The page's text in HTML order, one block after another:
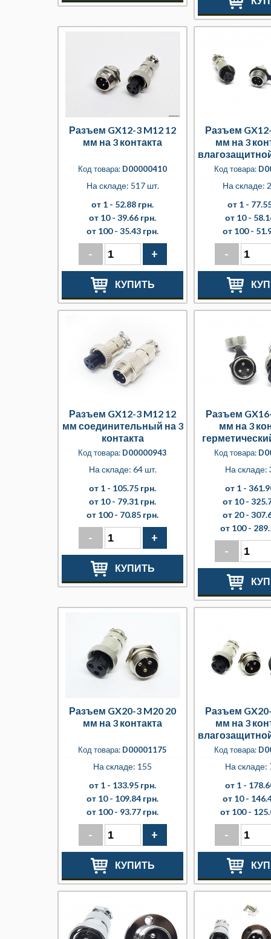
Разъем GX12-3 M12 12
мм на 3 контакта
Код товара: D00000410
На складе: 517 шт.
от 1 - 52.88 грн.
от 10 - 39.66 грн.
от 100 - 35.43 грн.
- +
КУПИТЬ
Разъем
мм на 3
Код товара:
На складе:
от 1 -
от 10 -
от 100 -
-
Разъем GX12-3 M12 12
мм соединительный на 3
контакта
Код товара: D00000943
На складе: 64 шт.
от 1 - 105.75 грн.
от 10 - 79.31 грн.
от 100 - 70.85 грн.
- +
КУПИТЬ
Разъем
мм на 3
Код товара:
На складе:
от 1 -
от 10 -
от 20 -
от 100 -
-
Разъем GX20-3 M20 20
мм на 3 контакта
Код товара: D00001175
На складе: 155
от 1 - 133.95 грн.
от 10 - 109.84 грн.
от 100 - 93.77 грн.
- +
КУПИТЬ
Разъем
мм на 3
Код товара:
На складе:
от 1 -
от 10 -
от 100 -
-